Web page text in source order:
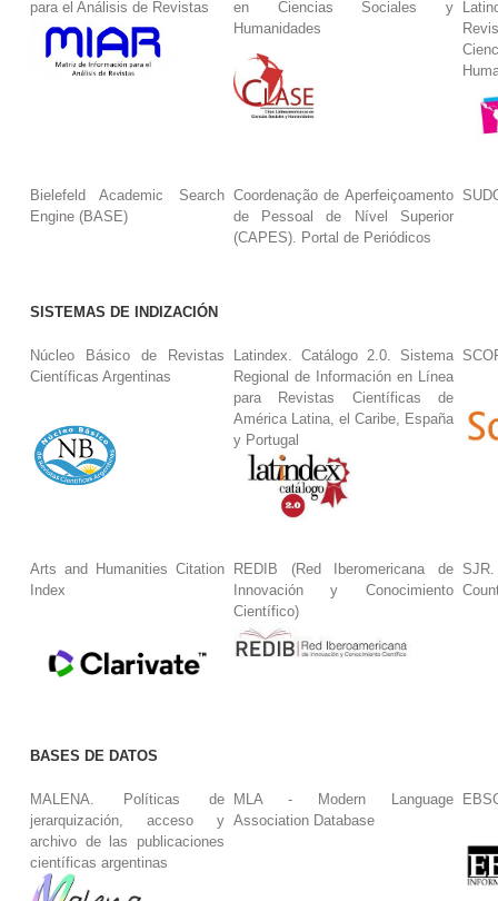
para el Análisis de Revistas
en Ciencias Sociales y
Humanidades
Bielefeld Academic Search
Engine (BASE)
Coordenação de Aperfeiçoamento
de Pessoal de Nível Superior
(CAPES). Portal de Periódicos
SISTEMAS DE INDIZACIÓN
Núcleo Básico de Revistas
Científicas Argentinas
Latindex. Catálogo 2.0. Sistema
Regional de Información en Línea
para Revistas Científicas de
América Latina, el Caribe, España
y Portugal
Arts and Humanities Citation
Index
REDIB (Red Iberomericana de
Innovación y Conocimiento
Científico)
BASES DE DATOS
MALENA. Políticas de
jerarquización, acceso y
archivo de las publicaciones
científicas argentinas
MLA - Modern Language
Association Database